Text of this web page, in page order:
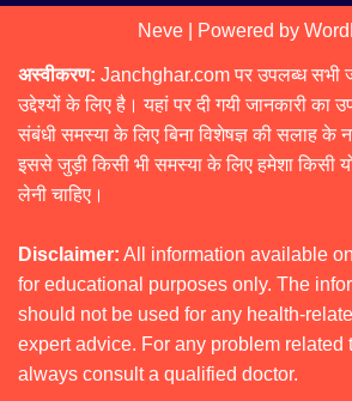
Neve | Powered by
अस्वीकरण: Janchghar.com पर उपलब्ध सभी
उद्देश्यों के लिए है। यहां पर दी गयी जानकारी का
संबंधी समस्या के लिए बिना विशेषज्ञ की सलाह के
इससे जुड़ी किसी भी समस्या के लिए हमेशा किसी
लेनी चाहिए।
Disclaimer: All information available
for educational purposes only. The
should not be used for any health-
expert advice. For any problem related
always consult a qualified doctor.